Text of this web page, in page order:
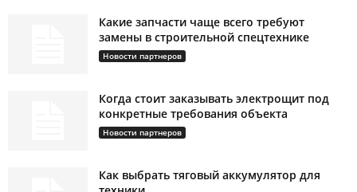
Какие запчасти чаще всего требуют
замены в строительной спецтехнике
Новости партнеров
Когда стоит заказывать электрощит под
конкретные требования объекта
Новости партнеров
Как выбрать тяговый аккумулятор для